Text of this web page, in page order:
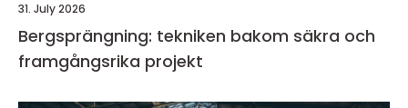
31. July 2026
Bergsprängning: tekniken bakom säkra och
framgångsrika projekt